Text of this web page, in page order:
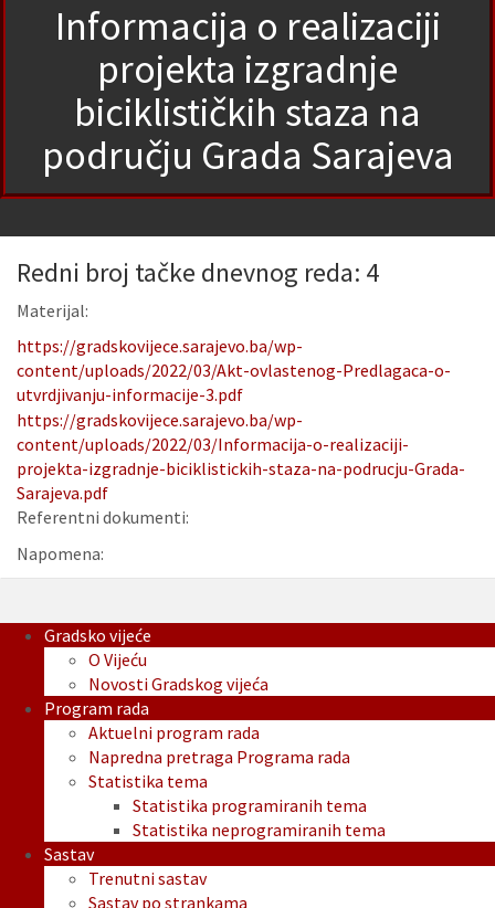
Informacija o realizaciji
projekta izgradnje
biciklističkih staza na
području Grada Sarajeva
Redni broj tačke dnevnog reda: 4
Materijal:
https://gradskovijece.sarajevo.ba/wp-
content/uploads/2022/03/Akt-ovlastenog-Predlagaca-o-
utvrdjivanju-informacije-3.pdf
https://gradskovijece.sarajevo.ba/wp-
content/uploads/2022/03/Informacija-o-realizaciji-
projekta-izgradnje-biciklistickih-staza-na-podrucju-Grada-
Sarajeva.pdf
Referentni dokumenti:
Napomena:
Gradsko vijeće
O Vijeću
Novosti Gradskog vijeća
Program rada
Aktuelni program rada
Napredna pretraga Programa rada
Statistika tema
Statistika programiranih tema
Statistika neprogramiranih tema
Sastav
Trenutni sastav
Sastav po strankama